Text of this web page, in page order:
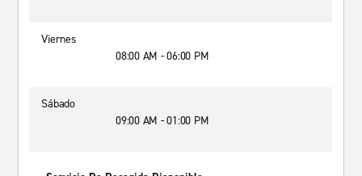
Viernes
08:00 AM - 06:00 PM
Sábado
09:00 AM - 01:00 PM